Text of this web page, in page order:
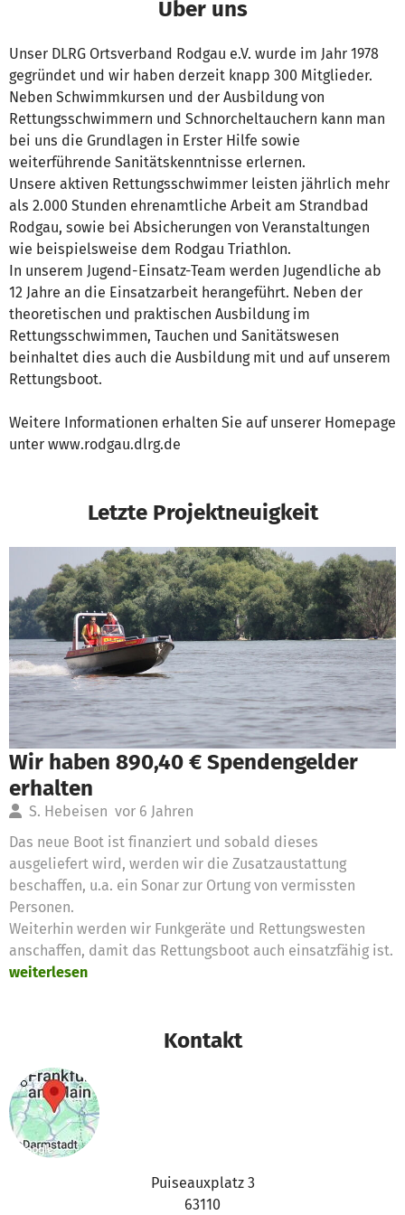
Über uns
Unser DLRG Ortsverband Rodgau e.V. wurde im Jahr 1978
gegründet und wir haben derzeit knapp 300 Mitglieder.
Neben Schwimmkursen und der Ausbildung von
Rettungsschwimmern und Schnorcheltauchern kann man
bei uns die Grundlagen in Erster Hilfe sowie
weiterführende Sanitätskenntnisse erlernen.
Unsere aktiven Rettungsschwimmer leisten jährlich mehr
als 2.000 Stunden ehrenamtliche Arbeit am Strandbad
Rodgau, sowie bei Absicherungen von Veranstaltungen
wie beispielsweise dem Rodgau Triathlon.
In unserem Jugend-Einsatz-Team werden Jugendliche ab
12 Jahre an die Einsatzarbeit herangeführt. Neben der
theoretischen und praktischen Ausbildung im
Rettungsschwimmen, Tauchen und Sanitätswesen
beinhaltet dies auch die Ausbildung mit und auf unserem
Rettungsboot.
Weitere Informationen erhalten Sie auf unserer Homepage
unter www.rodgau.dlrg.de
Letzte Projektneuigkeit
Wir haben 890,40 € Spendengelder
erhalten
S. Hebeisen vor 6 Jahren
Das neue Boot ist finanziert und sobald dieses
ausgeliefert wird, werden wir die Zusatzaustattung
beschaffen, u.a. ein Sonar zur Ortung von vermissten
Personen.
Weiterhin werden wir Funkgeräte und Rettungswesten
anschaffen, damit das Rettungsboot auch einsatzfähig ist.
weiterlesen
Kontakt
Puiseauxplatz 3
63110